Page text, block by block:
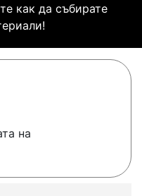
как да събирате
на